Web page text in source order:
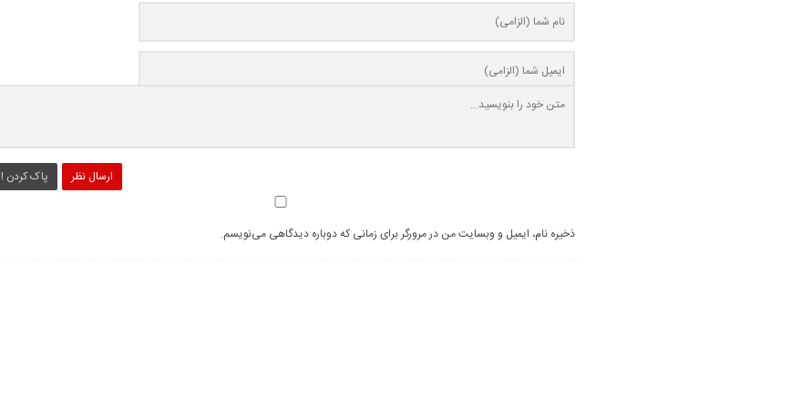
ارسال نظر پاک کردن !
ذخیره نام، ایمیل و وبسایت من در مرورگر برای زمانی که دوباره دیدگاهی می‌نویسم.